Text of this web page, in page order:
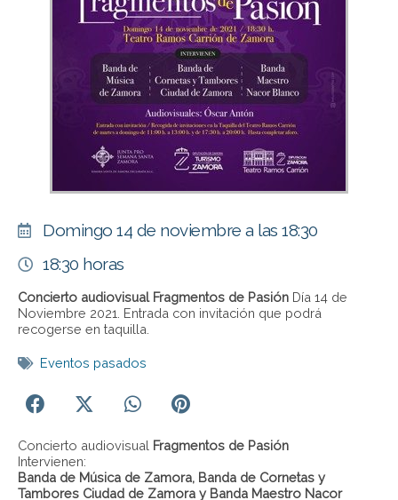
Domingo 14 de noviembre a las 18:30
18:30 horas
Concierto audiovisual Fragmentos de Pasión Día 14 de
Noviembre 2021. Entrada con invitación que podrá
recogerse en taquilla.
Eventos pasados
Concierto audiovisual Fragmentos de Pasión
Intervienen:
Banda de Música de Zamora, Banda de Cornetas y
Tambores Ciudad de Zamora y Banda Maestro Nacor